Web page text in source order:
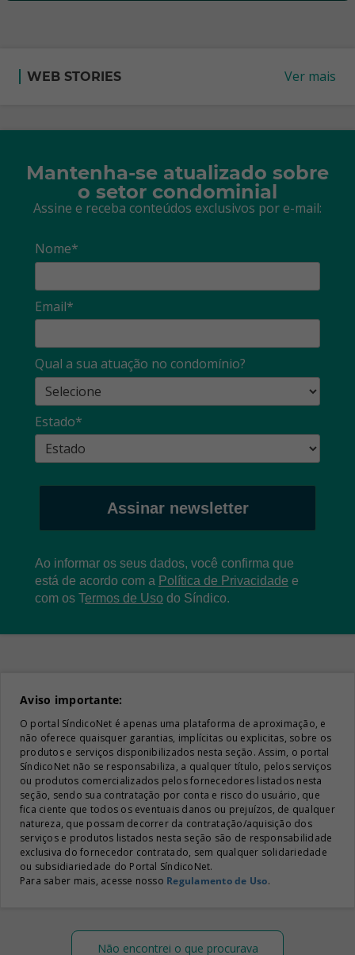
WEB STORIES Ver mais
Mantenha-se atualizado sobre
o setor condominial
Assine e receba conteúdos exclusivos por e-mail:
Nome*
Email*
Qual a sua atuação no condomínio?
Estado*
Assinar newsletter
Ao informar os seus dados, você confirma que
está de acordo com a Política de Privacidade e
com os Termos de Uso do Síndico.
Aviso importante:
O portal SíndicoNet é apenas uma plataforma de aproximação, e
não oferece quaisquer garantias, implícitas ou explicitas, sobre os
produtos e serviços disponibilizados nesta seção. Assim, o portal
SíndicoNet não se responsabiliza, a qualquer título, pelos serviços
ou produtos comercializados pelos fornecedores listados nesta
seção, sendo sua contratação por conta e risco do usuário, que
fica ciente que todos os eventuais danos ou prejuízos, de qualquer
natureza, que possam decorrer da contratação/aquisição dos
serviços e produtos listados nesta seção são de responsabilidade
exclusiva do fornecedor contratado, sem qualquer solidariedade
ou subsidiariedade do Portal SíndicoNet.
Para saber mais, acesse nosso Regulamento de Uso.
Não encontrei o que procurava